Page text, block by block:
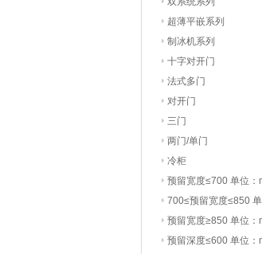
超薄平嵌系列
制冰机系列
十字对开门
法式多门
对开门
三门
两门/单门
冷柜
预留宽度≤700 单位：
700≤预留宽度≤850 单
mm预留宽度≥850 单位：
预留深度≤600 单位：